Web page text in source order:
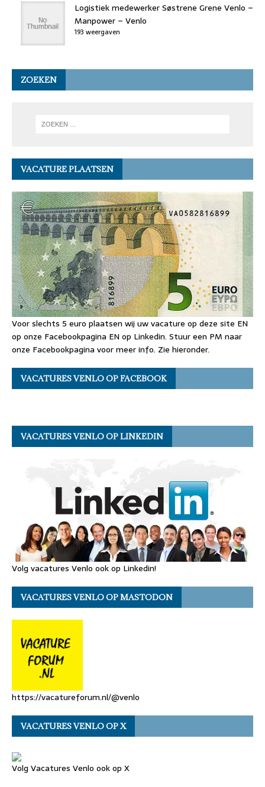
Logistiek medewerker Søstrene Grene Venlo –
Manpower – Venlo
193 weergaven
ZOEKEN
VACATURE PLAATSEN
Voor slechts 5 euro plaatsen wij uw vacature op deze site EN
op onze Facebookpagina EN op Linkedin. Stuur een PM naar
onze Facebookpagina voor meer info. Zie hieronder.
VACATURES VENLO OP FACEBOOK
VACATURES VENLO OP LINKEDIN
Volg vacatures Venlo ook op Linkedin!
VACATURES VENLO OP MASTODON
https://vacatureforum.nl/@venlo
VACATURES VENLO OP X
Volg Vacatures Venlo ook op X